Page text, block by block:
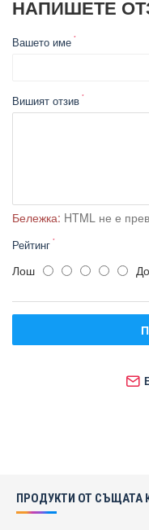
НАПИШЕТЕ
Вашето име
Вишият отзив
Бележка: HTML не е
Рейтинг
Лош
ПРОДУКТИ ОТ СЪЩАТА